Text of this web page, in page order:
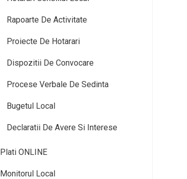
Rapoarte De Activitate
Proiecte De Hotarari
Dispozitii De Convocare
Procese Verbale De Sedinta
Bugetul Local
Declaratii De Avere Si Interese
Plati ONLINE
Monitorul Local